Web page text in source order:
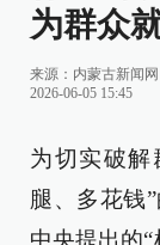
为群众
来源： 内蒙古新闻网
2026-06-05 15:45
为切实破解
腿、多花钱
中央提出的